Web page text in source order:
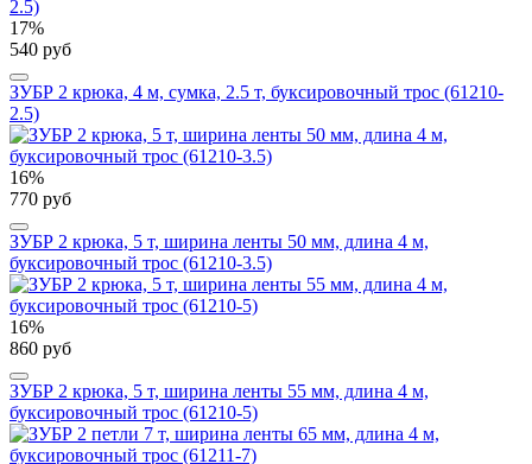
17%
540 руб
ЗУБР 2 крюка, 4 м, сумка, 2.5 т, буксировочный трос (61210-
2.5)
16%
770 руб
ЗУБР 2 крюка, 5 т, ширина ленты 50 мм, длина 4 м,
буксировочный трос (61210-3.5)
16%
860 руб
ЗУБР 2 крюка, 5 т, ширина ленты 55 мм, длина 4 м,
буксировочный трос (61210-5)